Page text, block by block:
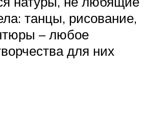
танцы, рисование,
– любое
для них